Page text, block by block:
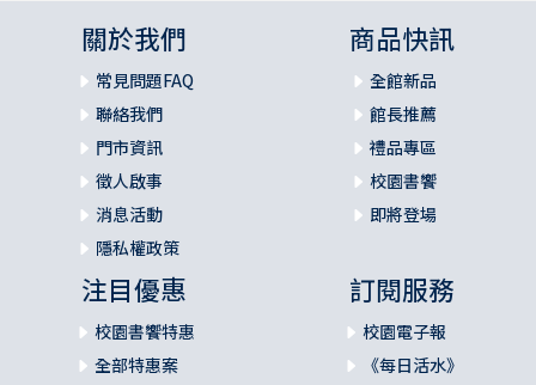
關於我們
常見問題FAQ
聯絡我們
門市資訊
徵人啟事
消息活動
隱私權政策
商品快訊
全館新品
館長推薦
禮品專區
校園書饗
即將登場
注目優惠
校園書饗特惠
全部特惠案
訂閱服務
校園電子報
《每日活水》